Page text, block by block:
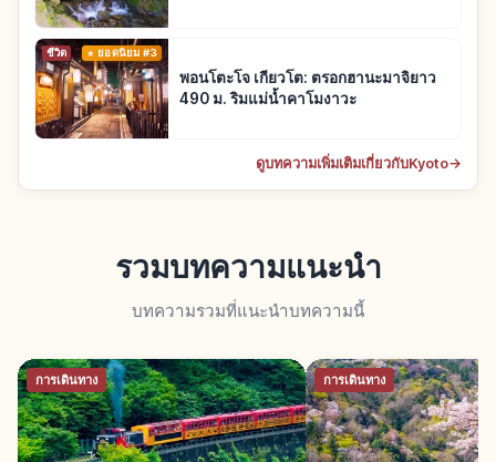
ชีวิต ยอดนิยม #3
พอนโตะโจ เกียวโต: ตรอกฮานะมาจิยาว
490 ม. ริมแม่น้ำคาโมงาวะ
ดูบทความเพิ่มเติมเกี่ยวกับKyoto→
รวมบทความแนะนำ
บทความรวมที่แนะนำบทความนี้
การเดินทาง การเดินทาง